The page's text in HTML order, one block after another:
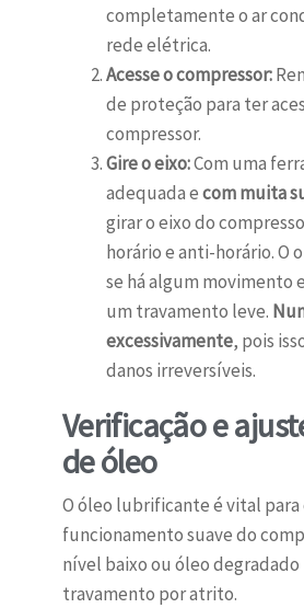
completamente o ar
rede elétrica.
Acesse o compressor:
de proteção para ter
compressor.
Gire o eixo:Com uma
adequada ecom muita
girar o eixo do
horário e anti-horário. O
se há algum movimento
um travamento leve.
excessivamente, pois
danos irreversíveis.
Verificação e
de óleo
O óleo lubrificante é vital para
funcionamento suave do
nível baixo ou óleo degradado
travamento por atrito.